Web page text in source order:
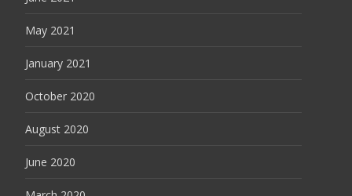
May 2021
January 2021
October 2020
August 2020
June 2020